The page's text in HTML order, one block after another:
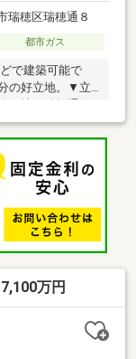
瑞穂区瑞穂通８
都市ガス
で建築可能で
の好立地。▼立
・地下鉄桜通線
平米(約34.99
道・お好きなハ
りますが、解体
歩8分(約
・瑞穂ヶ丘公
万円